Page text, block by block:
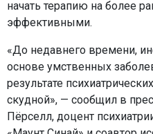
начать терапию на более
эффективными.
«До недавнего времени,
основе умственных
результате
скудной», — сообщил в
Пёрселл, доцент